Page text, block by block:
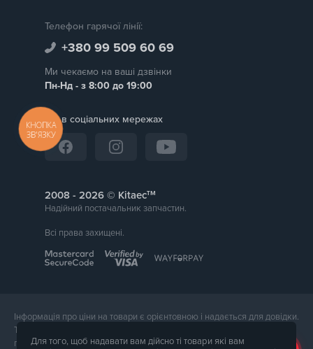
Телефон гарячої лінії:
+380 99 509 60 69
Ми чекаємо на ваші дзвінки
Пн-Нд - з 8:00 до 19:00
Ми в соціальних мережах
2008 - © Kitaecтм
Надійний постачальник запчастин.
Всі права захищені.
Інформація про ціни на товари є орієнтовною і надається для довідки.
Точна вартість товару буде названа менеджером магазину при
підтвердження замовлення. Зовнішній вигляд і комплектація товару
Для того, щоб надавати вам дійсно ті товари які вам
КНОПКА
ЗВ'ЯЗКУ